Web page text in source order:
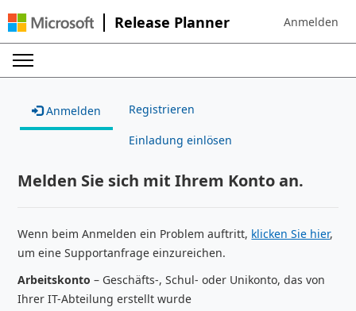
Release Planner Sign in to
Anmelden
Anmelden Registrieren
Einladung einlösen
Melden Sie sich mit Ihrem Konto an.
Wenn beim Anmelden ein Problem auftritt, klicken Sie hier,
um eine Supportanfrage einzureichen.
Arbeitskonto – Geschäfts-, Schul- oder Unikonto, das von
Ihrer IT-Abteilung erstellt wurde